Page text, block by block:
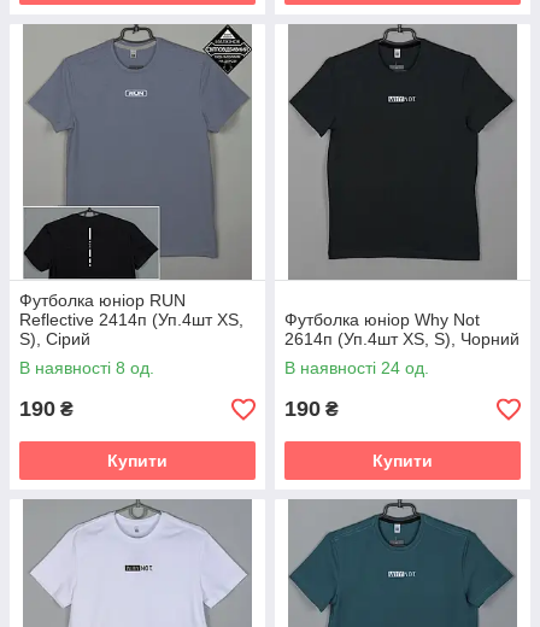
Футболка юніор RUN
Reflective 2414п (Уп.4шт XS,
S), Сірий
В наявності 8 од.
190 ₴
Купити
Футболка юніор Why Not
2614п (Уп.4шт XS, S), Чорний
В наявності 24 од.
190 ₴
Купити